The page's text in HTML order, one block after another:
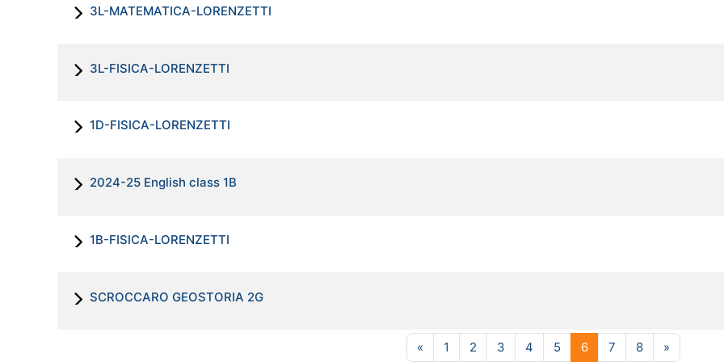
3L-MATEMATICA-LORENZETTI
3L-FISICA-LORENZETTI
1D-FISICA-LORENZETTI
2024-25 English class 1B
1B-FISICA-LORENZETTI
SCROCCARO GEOSTORIA 2G
«Pagina precedente
1 Pagina 1
2Pagina 2
3Pagina 3
4Pagina 4
5Pagina 5
6Pagina 6
7Pagina 7
8Pagina 8
»Pagina